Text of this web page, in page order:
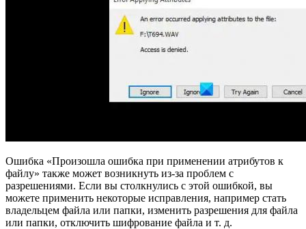
Ошибка «Произошла ошибка при применении атрибутов к
файлу» также может возникнуть из-за проблем с
разрешениями. Если вы столкнулись с этой ошибкой, вы
можете применить некоторые исправления, например стать
владельцем файла или папки, изменить разрешения для файла
или папки, отключить шифрование файла и т. д.